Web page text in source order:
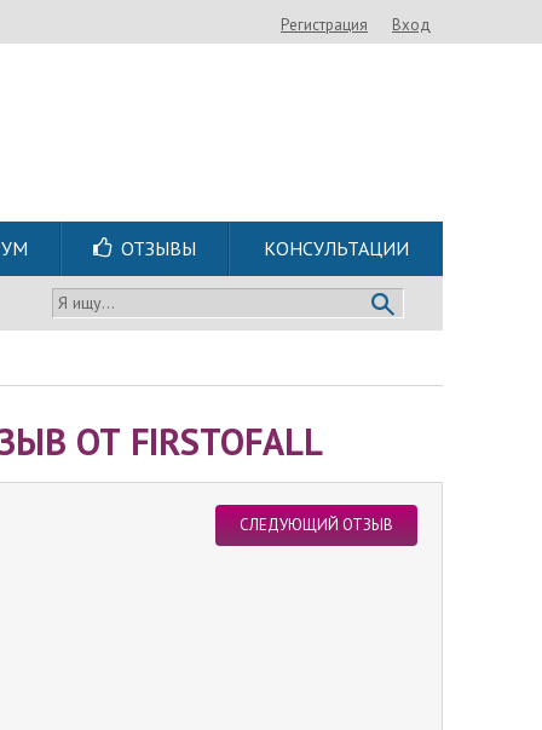
Регистрация Вход
ОТЗЫВЫ КОНСУЛЬТАЦИИ
Я ищу...
ОТ FIRSTOFALL
СЛЕДУЮЩИЙ ОТЗЫВ